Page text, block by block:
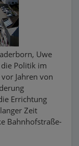
Uwe
Politik im
Jahren von
Errichtung
Zeit
Bahnhofstraße-